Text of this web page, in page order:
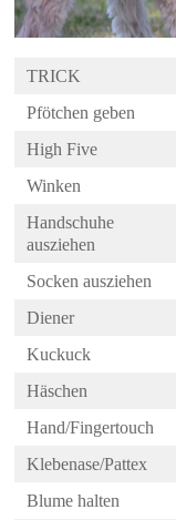
TRICK
Pfötchen geben
High Five
Winken
Handschuhe
ausziehen
Socken ausziehen
Diener
Kuckuck
Häschen
Hand/Fingertouch
Klebenase/Pattex
Blume halten